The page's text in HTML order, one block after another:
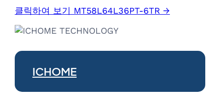
클릭하여 보기 MT58L64L36PT-6TR →
ICHOME